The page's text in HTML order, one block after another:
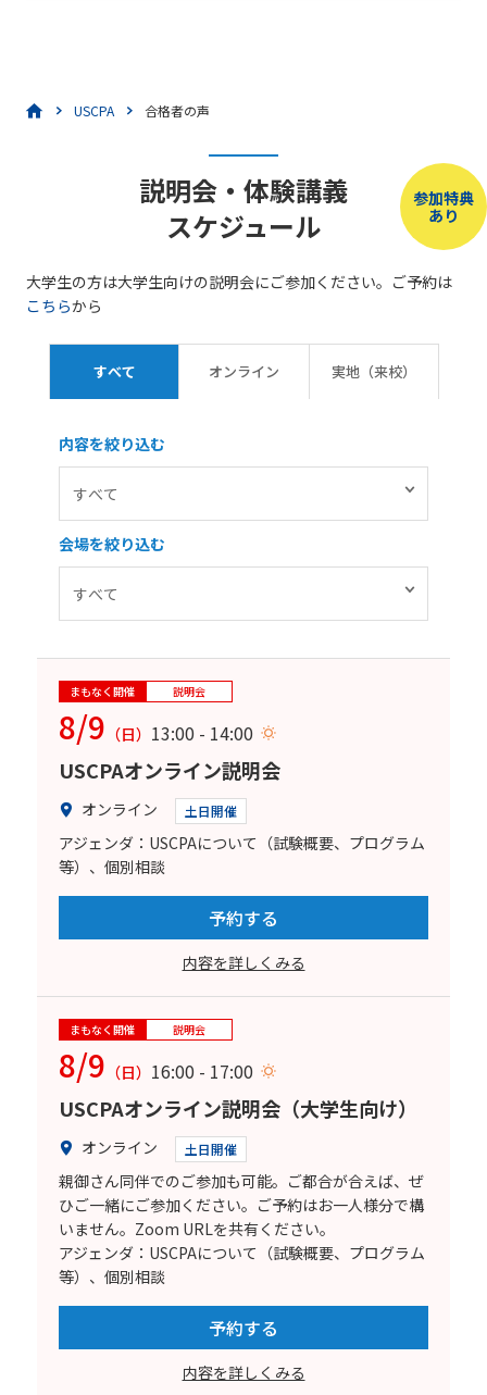
USCPA 合格者の声
参加特典
あり
説明会・体験講義
スケジュール
大学生の方は大学生向けの説明会にご参加ください。ご予約は
こちらから
すべて オンライン 実地（来校）
内容を絞り込む
会場を絞り込む
まもなく開催 説明会
8/9 （日） 13:00 - 14:00
USCPAオンライン説明会
オンライン 土日開催
アジェンダ：USCPAについて（試験概要、プログラム
等）、個別相談
予約する
内容を詳しくみる
まもなく開催 説明会
8/9 （日） 16:00 - 17:00
USCPAオンライン説明会（大学生向け）
オンライン 土日開催
親御さん同伴でのご参加も可能。ご都合が合えば、ぜ
ひご一緒にご参加ください。ご予約はお一人様分で構
いません。Zoom URLを共有ください。
アジェンダ：USCPAについて（試験概要、プログラム
等）、個別相談
予約する
内容を詳しくみる